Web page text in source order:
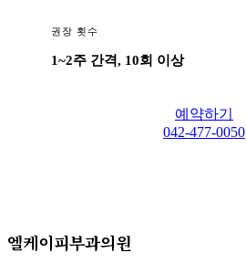
권장 횟수
1~2주 간격, 10회 이상
예약하기
042-477-0050
엘케이피부과의원